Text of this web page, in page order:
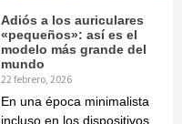
Adiós a los auriculares
«pequeños»: así es el
modelo más grande del
mundo
22 febrero, 2026
En una época minimalista
incluso en los dispositivos